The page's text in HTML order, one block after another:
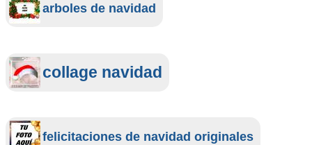
arboles de navidad
collage navidad
felicitaciones de navidad originales